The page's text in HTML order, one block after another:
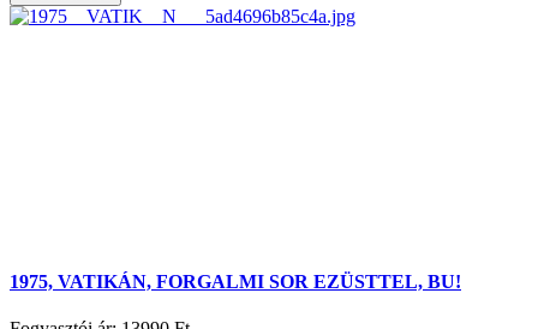
1975, VATIKÁN, FORGALMI SOR EZÜSTTEL, BU!